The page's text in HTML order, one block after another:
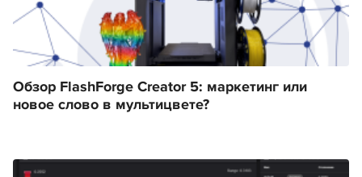
Обзор FlashForge Creator 5: маркетинг или
новое слово в мультицвете?